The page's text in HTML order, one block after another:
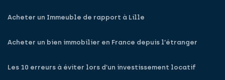
Acheter un Immeuble de rapport à Lille
Acheter un bien immobilier en France depuis l’étranger
Les 10 erreurs à éviter lors d’un investissement locatif